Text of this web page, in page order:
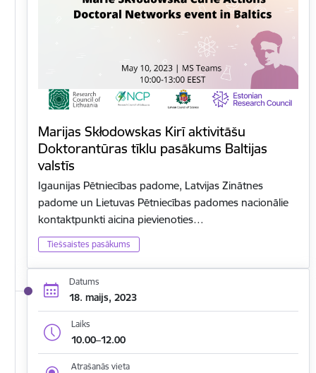
Marijas Skłodowskas Kirī aktivitāšu
Doktorantūras tīklu pasākums Baltijas
valstīs
Igaunijas Pētniecības padome, Latvijas Zinātnes
padome un Lietuvas Pētniecības padomes nacionālie
kontaktpunkti aicina pievienoties…
Tiešsaistes pasākums
Datums
18. maijs, 2023
Laiks
10.00–12.00
Atrašanās vieta